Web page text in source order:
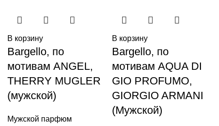
В корзину
Bargello, по
мотивам ANGEL,
THERRY MUGLER
(мужской)
Мужской парфюм
В корзину
Bargello, по
мотивам AQUA DI
GIO PROFUMO,
GIORGIO ARMANI
(Мужской)